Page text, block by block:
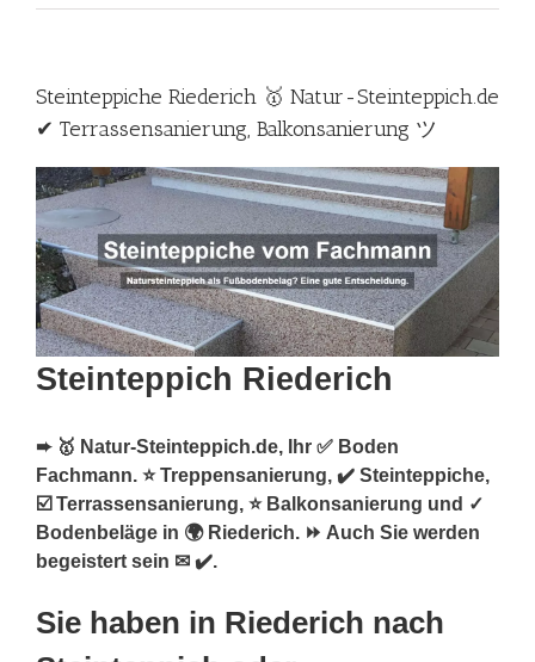
Steinteppiche Riederich 🥇 Natur-Steinteppich.de
✔ Terrassensanierung, Balkonsanierung ツ
Steinteppich Riederich
➨ 🥇 Natur-Steinteppich.de, Ihr ✅ Boden
Fachmann. ⭐ Treppensanierung, ✔️ Steinteppiche,
☑️ Terrassensanierung, ⭐ Balkonsanierung und ✓
Bodenbeläge in 🌍 Riederich. ⏩ Auch Sie werden
begeistert sein ✉ ✔️.
Sie haben in Riederich nach